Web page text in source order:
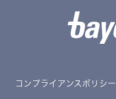
コンプライアンスポリシー